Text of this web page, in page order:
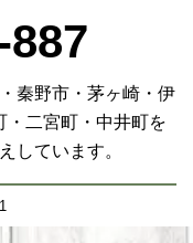
887
秦野市・茅ヶ崎・伊
・二宮町・中井町を
しています。